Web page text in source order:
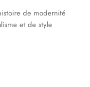
de modernité
et de style